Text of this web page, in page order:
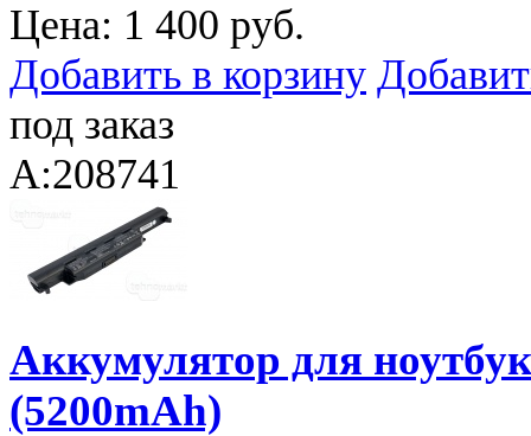
Цена: 1 400 руб.
Добавить в корзину
под заказ
A:208741
Аккумулятор для
(5200mAh)